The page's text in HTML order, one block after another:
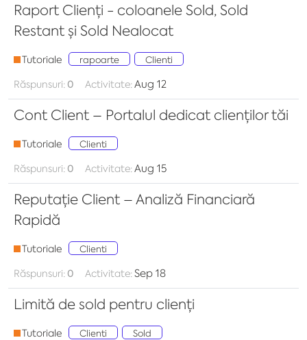
Raport Clienți - coloanele Sold, Sold
Restant și Sold Nealocat
Tutoriale rapoarte Clienti
Răspunsuri:0 Activitate:Aug 12
Cont Client – Portalul dedicat clienților tăi
Tutoriale Clienti
Răspunsuri:0 Activitate:Aug 15
Reputație Client – Analiză Financiară
Rapidă
Tutoriale Clienti
Răspunsuri:0 Activitate:Sep 18
Limită de sold pentru clienți
Tutoriale Clienti Sold